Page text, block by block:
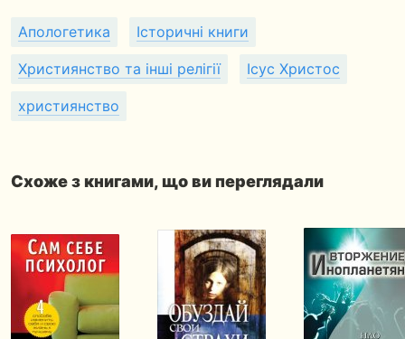
Апологетика Історичні книги
Християнство та інші релігії Ісус Христос
християнство
Схоже з книгами, що ви переглядали